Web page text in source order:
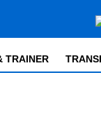
TRAINER